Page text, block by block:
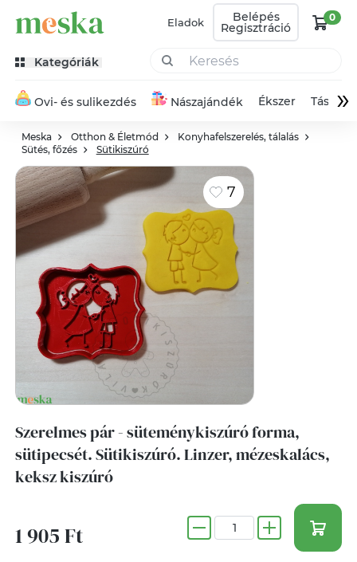
Eladok Belépés
Regisztráció
0
Kategóriák
Ovi- és sulikezdés Nászajándék Ékszer Táska»
Meska Otthon & Életmód
Konyhafelszerelés, tálalás
Sütés, főzés
Sütikiszúró
7
Szerelmes pár - süteménykiszúró forma,
sütipecsét. Sütikiszúró. Linzer, mézeskalács,
keksz kiszúró
1 905 Ft